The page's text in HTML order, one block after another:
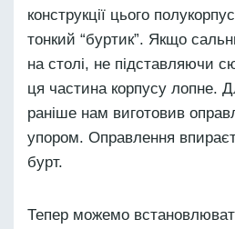
конструкції цього
тонкий “буртик”. Якщо
на столі, не підставляючи
ця частина корпусу лопне.
раніше нам виготовив
упором. Оправлення
бурт.
Тепер можемо